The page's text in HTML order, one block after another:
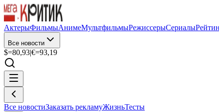
АктерыФильмыАнимеМультфильмыРежиссерыСериалы
Все новости
$=80,93|€=93,19
Все новостиЗаказать рекламуЖизньТесты